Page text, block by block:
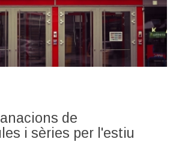
de
i sèries per l'estiu